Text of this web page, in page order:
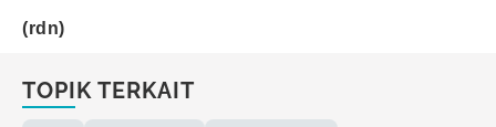
(rdn)
TOPIK TERKAIT